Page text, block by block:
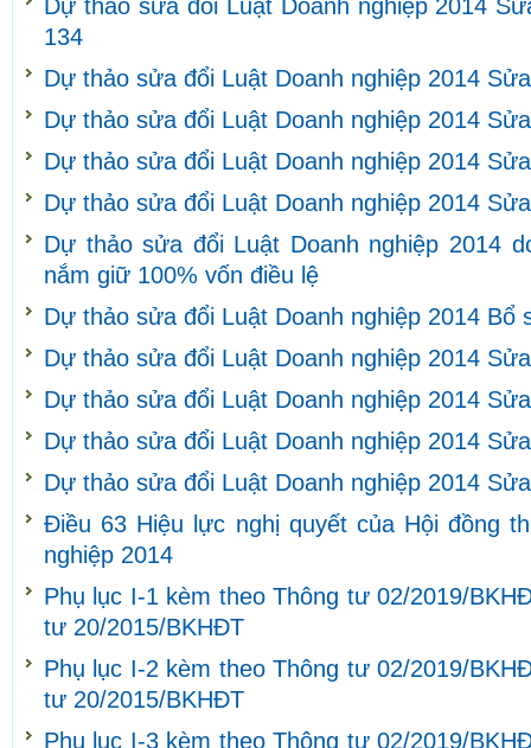
Dự thảo sửa đổi Luật Doanh nghiệp 2014
134
Dự thảo sửa đổi Luật Doanh nghiệp 2014
Dự thảo sửa đổi Luật Doanh nghiệp 2014
Dự thảo sửa đổi Luật Doanh nghiệp 2014
Dự thảo sửa đổi Luật Doanh nghiệp 2014
Dự thảo sửa đổi Luật Doanh nghiệp 2014
nắm giữ 100% vốn điều lệ
Dự thảo sửa đổi Luật Doanh nghiệp 2014 Bổ
Dự thảo sửa đổi Luật Doanh nghiệp 2014
Dự thảo sửa đổi Luật Doanh nghiệp 2014
Dự thảo sửa đổi Luật Doanh nghiệp 2014
Dự thảo sửa đổi Luật Doanh nghiệp 2014
Điều 63 Hiệu lực nghị quyết của Hội đồng
nghiệp 2014
Phụ lục I-1 kèm theo Thông tư 02/2019/
tư 20/2015/BKHĐT
Phụ lục I-2 kèm theo Thông tư 02/2019/
tư 20/2015/BKHĐT
Phụ lục I-3 kèm theo Thông tư 02/2019/